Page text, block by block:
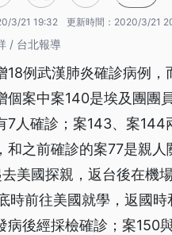
3/21 19:32 更新時間： 2020/3/21
/ 台北報導
18例武漢肺炎確診病例，
個案中案140是埃及團團
7人確診；案143、案144
和之前確診的案77是親人
美國探親，返台後在機
時前往美國就學，返國時
病後經採檢確診；案150